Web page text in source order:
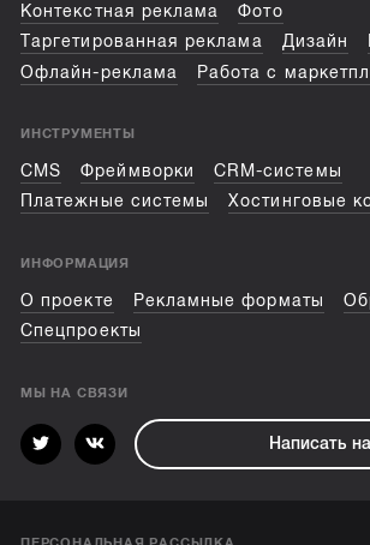
Контекстная реклама
Фото
Таргетированная реклама
Дизайн
Офлайн-реклама
Работа с
ИНСТРУМЕНТЫ
CMS Фреймворки
CRM-системы
Платежные системы
Хостинговые
ИНФОРМАЦИЯ
О проекте Рекламные форматы
Спецпроекты
МЫ НА СВЯЗИ
Написать